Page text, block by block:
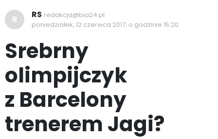
R RS redakcja@bia24.pl
poniedziałek, 12 czerwca 2017, o godzinie 15:20
Srebrny
olimpijczyk
z Barcelony
trenerem Jagi?